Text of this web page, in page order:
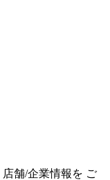
店舗/企業情報を ご